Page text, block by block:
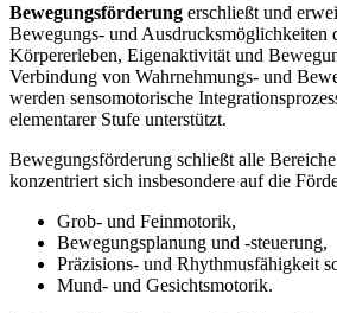
Bewegungsförderung erschließt und
Bewegungs- und Ausdrucksmöglichkeiten
Körpererleben, Eigenaktivität und
Verbindung von Wahrnehmungs- und
werden sensomotorische
elementarer Stufe unterstützt.
Bewegungsförderung schließt alle
konzentriert sich insbesondere auf die
Grob- und Feinmotorik,
Bewegungsplanung und -steuerung,
Präzisions- und Rhythmusfähigkeit
Mund- und Gesichtsmotorik.